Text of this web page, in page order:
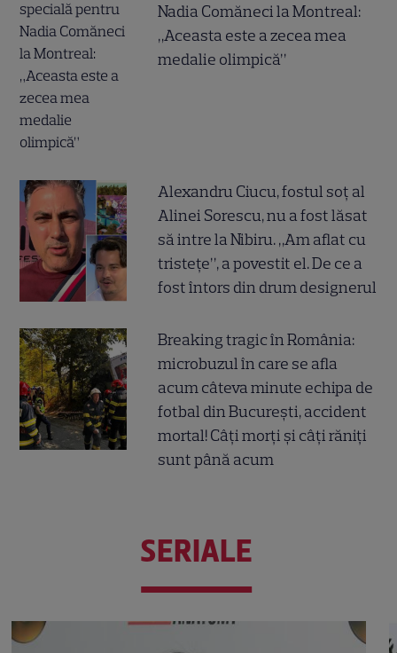
Nadia Comăneci la Montreal:
„Aceasta este a zecea mea
medalie olimpică”
Alexandru Ciucu, fostul soț al
Alinei Sorescu, nu a fost lăsat
să intre la Nibiru. „Am aflat cu
tristețe”, a povestit el. De ce a
fost întors din drum designerul
Breaking tragic în România:
microbuzul în care se afla
acum câteva minute echipa de
fotbal din București, accident
mortal! Câți morți și câți răniți
sunt până acum
SERIALE